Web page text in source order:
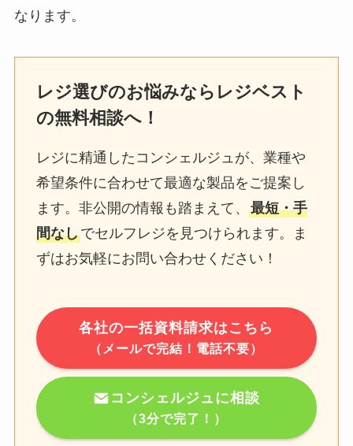
なります。
レジ選びのお悩みならレジベスト
の無料相談へ！
レジに精通したコンシェルジュが、業種や
希望条件に合わせて最適な製品をご提案し
ます。非公開の情報も踏まえて、 最短・手
間なしでセルフレジを見つけられます。ま
ずはお気軽にお問い合わせください！
各社の一括資料請求はこちら
（メールで完結！電話不要）
コンシェルジュに相談
（3分で完了！）